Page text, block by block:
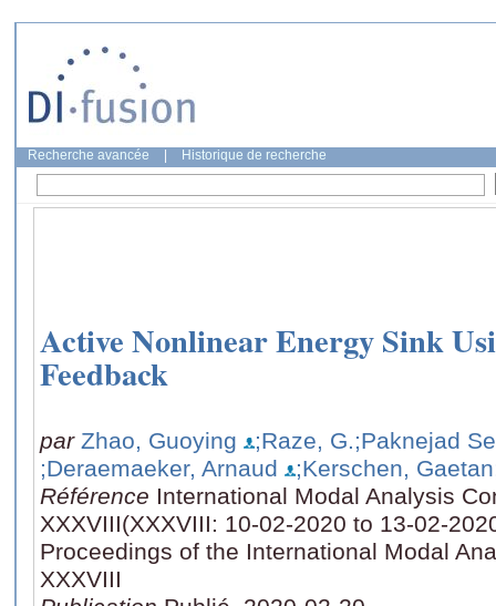
Recherche avancée Historique de recherche
Active Nonlinear Energy Sink
Feedback
par Zhao, Guoying ;Raze, G.;Paknejad
;Deraemaeker, Arnaud
;Kerschen, Gaetan
Référence International Modal Analysis
XXXVIII(XXXVIII: 10-02-2020 to 13-02-
Proceedings of the International Modal
XXXVIII